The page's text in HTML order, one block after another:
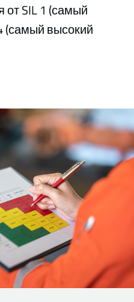
от SIL 1 (самый
(самый высокий